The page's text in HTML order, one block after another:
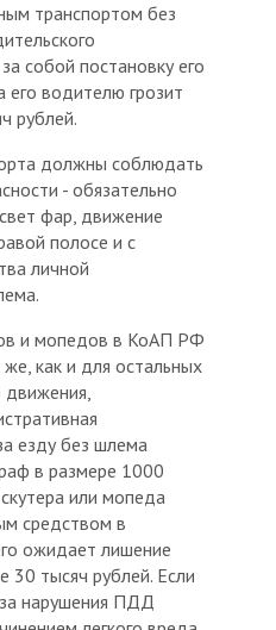
транспортом без
собой постановку его
его водителю грозит
рублей.
должны соблюдать
- обязательно
фар, движение
полосе и с
личной
и мопедов в КоАП РФ
как и для остальных
движения,
езду без шлема
в размере 1000
или мопеда
средством в
ожидает лишение
30 тысяч рублей. Если
за нарушения ПДД